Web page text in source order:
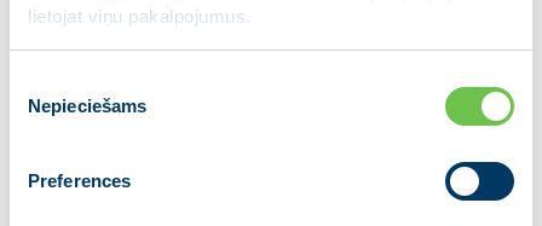
lietojat viņu pakalpojumus.
izvēle
Nepieciešams
Preferences
kalve un es strādāšu tā, lai katrs biedrs
justos vajadzīgs un patiešām piederīgs
apņemos stiprināt partiju un strādāt, lai